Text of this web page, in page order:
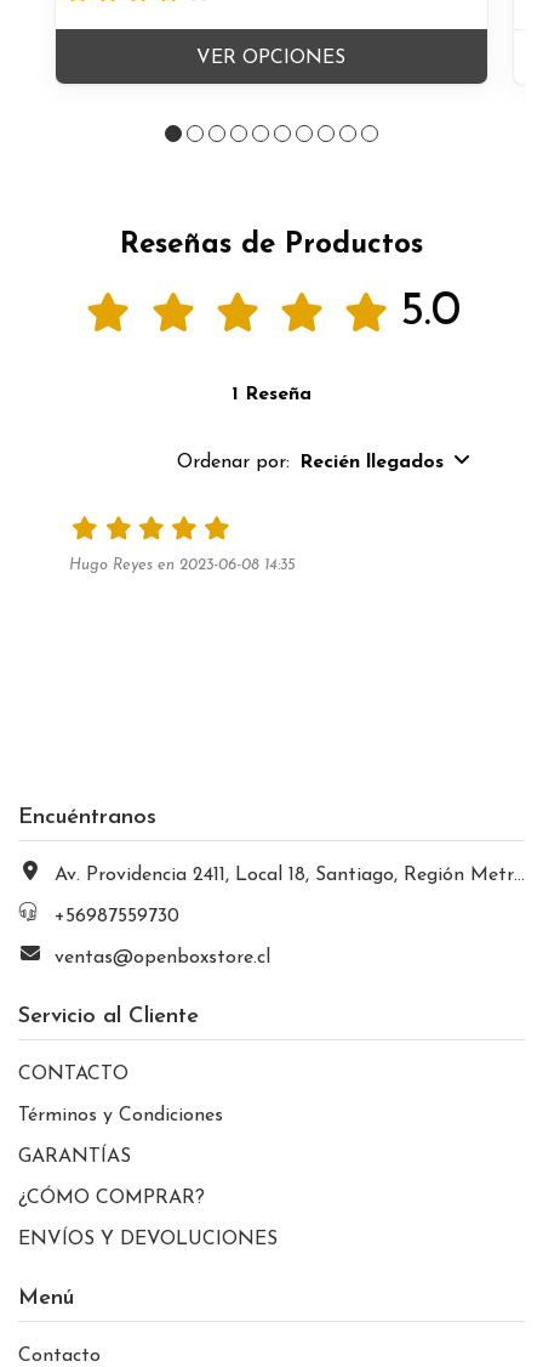
VER OPCIONES
Reseñas de Productos
5.0
1 Reseña
Ordenar por: Recién llegados
Hugo Reyes en 2023-06-08 14:35
Encuéntranos
Av. Providencia 2411, Local 18, Santiago, Región Metropolitana, Chile
+56987559730
ventas@openboxstore.cl
Servicio al Cliente
CONTACTO
Términos y Condiciones
GARANTÍAS
¿CÓMO COMPRAR?
ENVÍOS Y DEVOLUCIONES
Menú
Contacto